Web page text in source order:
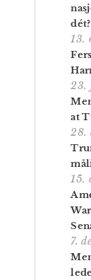
dét?
13.
23.
at
28.
15.
7.